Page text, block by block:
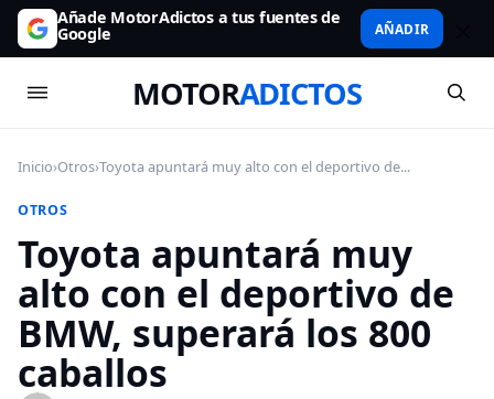
Añade MotorAdictos a tus fuentes de
Google AÑADIR
MOTORADICTOS
Inicio›Otros›Toyota apuntará muy alto con el deportivo de...
OTROS
Toyota apuntará muy
alto con el deportivo de
BMW, superará los 800
caballos